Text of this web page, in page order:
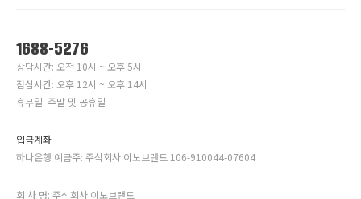
1688-5276
상담시간: 오전 10시 ~ 오후 5시
점심시간: 오후 12시 ~ 오후 14시
휴무일: 주말 및 공휴일
입금계좌
하나은행 예금주: 주식회사 이노브랜드 106-910044-07604
회 사 명: 주식회사 이노브랜드